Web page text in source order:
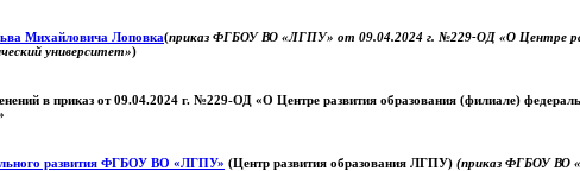
Михайловича Лоповка(приказ ФГБОУ ВО «ЛГПУ» от 09.04.2024 г. №229-ОД «О Центре
университет»)
в приказ от 09.04.2024 г. №229-ОД «О Центре развития образования (филиале)
развития ФГБОУ ВО «ЛГПУ» (Центр развития образования ЛГПУ) (приказ ФГБОУ ВО